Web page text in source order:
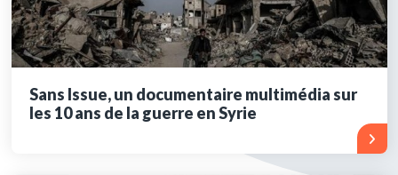
Sans Issue, un documentaire multimédia sur
les 10 ans de la guerre en Syrie